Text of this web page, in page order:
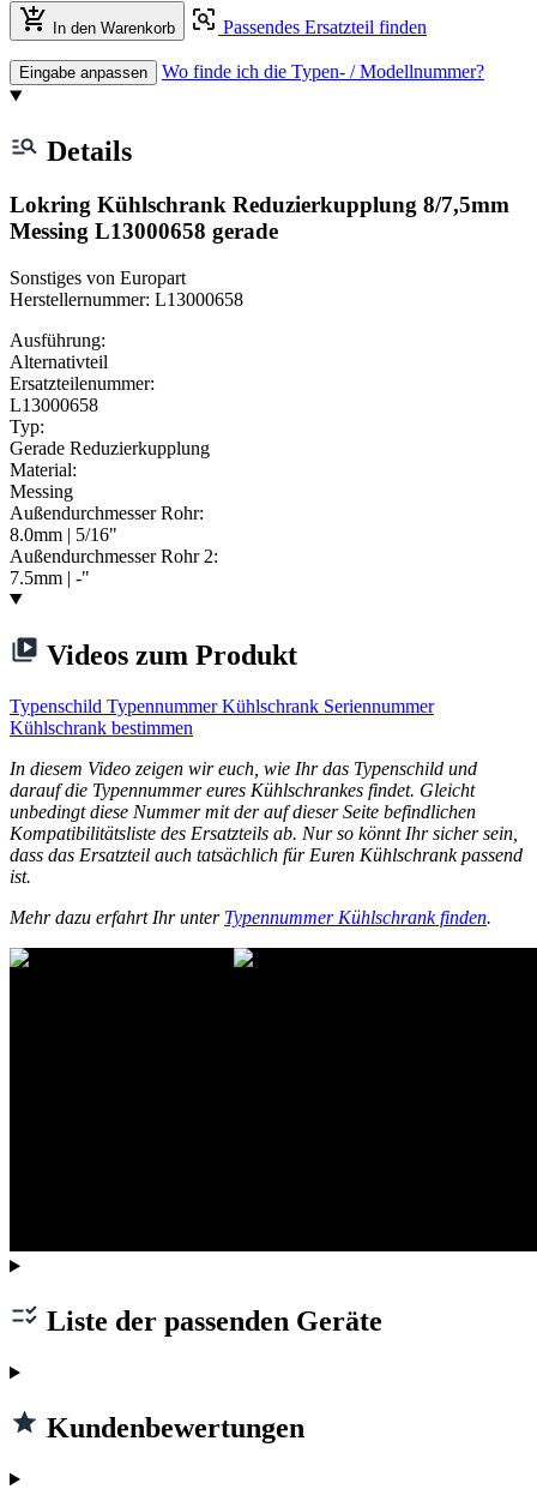
In den Warenkorb Passendes Ersatzteil finden
Eingabe anpassen Wo finde ich die Typen- / Modellnummer?
Details
Lokring Kühlschrank Reduzierkupplung 8/7,5mm
Messing L13000658 gerade
Sonstiges von Europart
Herstellernummer: L13000658
Ausführung:
Alternativteil
Ersatzteilenummer:
L13000658
Typ:
Gerade Reduzierkupplung
Material:
Messing
Außendurchmesser Rohr:
8.0mm | 5/16"
Außendurchmesser Rohr 2:
7.5mm | -"
Videos zum Produkt
Typenschild Typennummer Kühlschrank Seriennummer
Kühlschrank bestimmen
In diesem Video zeigen wir euch, wie Ihr das Typenschild und
darauf die Typennummer eures Kühlschrankes findet. Gleicht
unbedingt diese Nummer mit der auf dieser Seite befindlichen
Kompatibilitätsliste des Ersatzteils ab. Nur so könnt Ihr sicher sein,
dass das Ersatzteil auch tatsächlich für Euren Kühlschrank passend
ist.
Mehr dazu erfahrt Ihr unter Typennummer Kühlschrank finden.
Liste der passenden Geräte
Kundenbewertungen